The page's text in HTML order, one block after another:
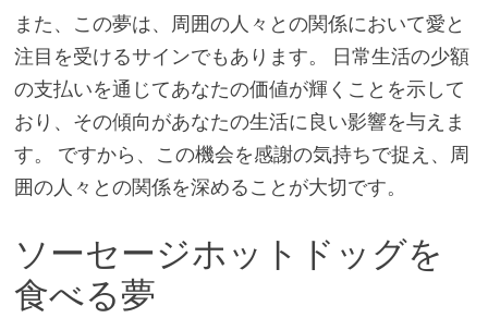
また、この夢は、周囲の人々との関係において愛と
注目を受けるサインでもあります。 日常生活の少額
の支払いを通じてあなたの価値が輝くことを示して
おり、その傾向があなたの生活に良い影響を与えま
す。 ですから、この機会を感謝の気持ちで捉え、周
囲の人々との関係を深めることが大切です。
ソーセージホットドッグを
食べる夢